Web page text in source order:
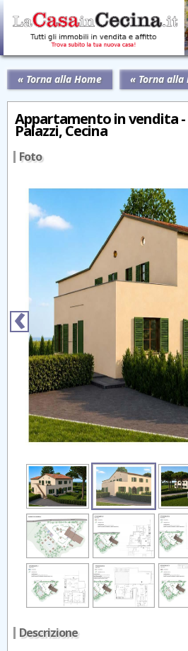
« Torna alla Home « Torna
Appartamento in vendita -
Palazzi, Cecina
Foto
‹
Descrizione